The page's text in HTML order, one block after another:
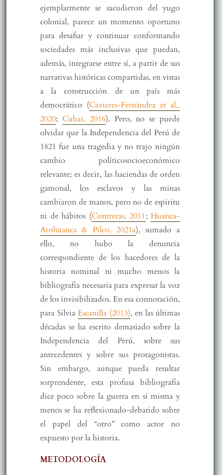
ejemplarmente se sacudieron del yugo
colonial, parece un momento oportuno
para desafiar y continuar conformando
sociedades más inclusivas que puedan,
además, integrarse entre sí, a partir de sus
narrativas históricas compartidas, en vistas
a la construcción de un país más
democrático (Cavieres-Fernández et al.,
2020; Cubas, 2016). Pero, no se puede
olvidar que la Independencia del Perú de
1821 fue una tragedia y no trajo ningún
cambio políticosocioeconómico
relevante; es decir, las haciendas de orden
gamonal, los esclavos y las minas
cambiaron de manos, pero no de espíritu
ni de hábitos (Contreras, 2011;Huanca-
Arohuanca & Pilco, 2021a), sumado a
ello, no hubo la denuncia
correspondiente de los hacedores de la
historia nominal ni mucho menos la
bibliografía necesaria para expresar la voz
de los invisibilizados. En esa connotación,
para SilviaEscanilla (2013), en las últimas
décadas se ha escrito demasiado sobre la
Independencia del Perú, sobre sus
antecedentes y sobre sus protagonistas.
Sin embargo, aunque pueda resultar
sorprendente, esta profusa bibliografía
dice poco sobre la guerra en sí misma y
menos se ha reflexionado-debatido sobre
el papel del “otro” como actor no
expuesto por la historia.
METODOLOGÍA